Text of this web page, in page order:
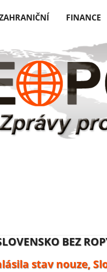
BEZ
stav nouze,
se usmívá, účty
FINANCE